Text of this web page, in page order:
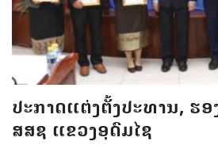
ປະກາດແຕ່ງຕັ້ງປະທານ, ຮ
ສສຊ ແຂວງອຸດົມໄຊ